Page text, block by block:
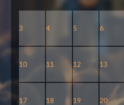
3 4 5 6
10 11 12 13
17 18 19 20